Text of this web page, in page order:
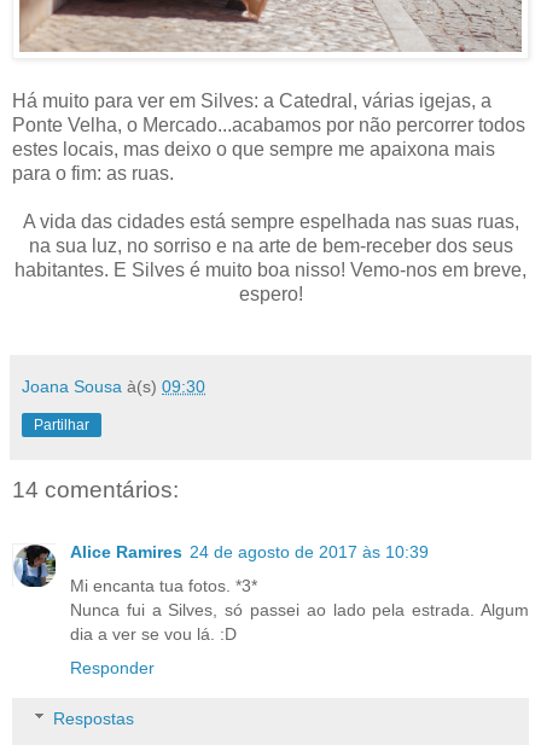
Há muito para ver em Silves: a Catedral, várias igejas, a
Ponte Velha, o Mercado...acabamos por não percorrer todos
estes locais, mas deixo o que sempre me apaixona mais
para o fim: as ruas.
A vida das cidades está sempre espelhada nas suas ruas,
na sua luz, no sorriso e na arte de bem-receber dos seus
habitantes. E Silves é muito boa nisso! Vemo-nos em breve,
espero!
Joana Sousa à(s) 09:30
Partilhar
14 comentários:
Alice Ramires 24 de agosto de 2017 às 10:39
Mi encanta tua fotos. *3*
Nunca fui a Silves, só passei ao lado pela estrada. Algum
dia a ver se vou lá. :D
Responder
Respostas